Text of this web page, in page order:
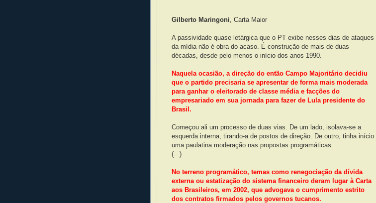
Gilberto Maringoni , Carta Maior
A passividade quase letárgica que o PT exibe nesses dias de ataques
da mídia não é obra do acaso. É construção de mais de duas
décadas, desde pelo menos o início dos anos 1990.
Naquela ocasião, a direção do então Campo Majoritário decidiu
que o partido precisaria se apresentar de forma mais moderada
para ganhar o eleitorado de classe média e facções do
empresariado em sua jornada para fazer de Lula presidente do
Brasil.
Começou ali um processo de duas vias. De um lado, isolava-se a
esquerda interna, tirando-a de postos de direção. De outro, tinha início
uma paulatina moderação nas propostas programáticas.
(...)
No terreno programático, temas como renegociação da dívida
externa ou estatização do sistema financeiro deram lugar à Carta
aos Brasileiros, em 2002, que advogava o cumprimento estrito
dos contratos firmados pelos governos tucanos.